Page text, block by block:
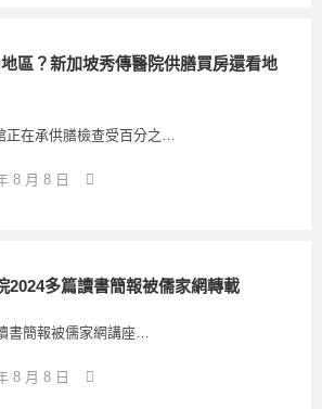
區？新加坡秀傳醫院供膳買房還看地
正在承供膳檢查受百分之…
8 月 8 日
2024多篇讀書簡報被儒家網轉載
書簡報被儒家網講座…
8 月 8 日